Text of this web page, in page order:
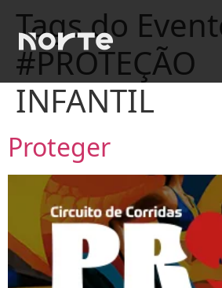
Tags do
#PROTEÇÃO
INFANTIL
Proteger